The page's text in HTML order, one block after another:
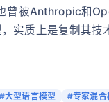
曾被Anthropic和
实质上是复制其技
#大型语言模型 #专家混合